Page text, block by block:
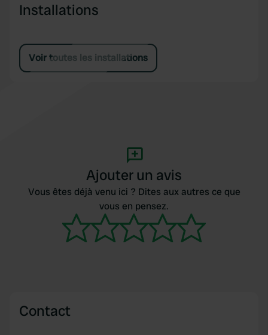
Installations
Voir toutes les installations
Ajouter un avis
Vous êtes déjà venu ici ? Dites aux autres ce que
vous en pensez.
Contact